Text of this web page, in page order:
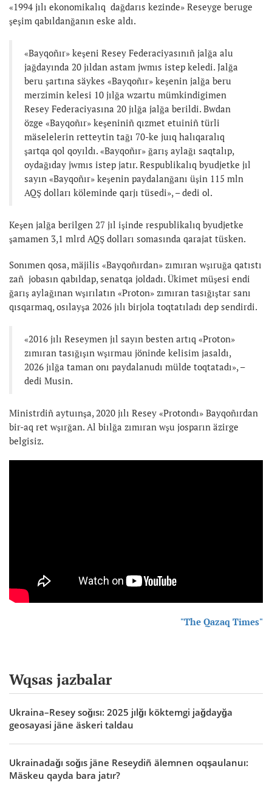
«1994 jılı ekonomikalıq dağdarıs kezinde» Reseyge beruge
şeşim qabıldanğanın eske aldı.
«Bayqoñır» keşeni Resey Federaciyasınıñ jalğa alu
jağdayında 20 jıldan astam jwmıs istep keledi. Jalğa
beru şartına säykes «Bayqoñır» keşenin jalğa beru
merzimin kelesi 10 jılğa wzartu mümkindigimen
Resey Federaciyasına 20 jılğa jalğa berildi. Bwdan
özge «Bayqoñır» keşeniniñ qızmet etuiniñ türli
mäselelerin retteytin tağı 70-ke juıq halıqaralıq
şartqa qol qoyıldı. «Bayqoñır» ğarış aylağı saqtalıp,
oydağıday jwmıs istep jatır. Respublikalıq byudjetke jıl
sayın «Bayqoñır» keşenin paydalanğanı üşin 115 mln
AQŞ dolları köleminde qarjı tüsedi», – dedi ol.
Keşen jalğa berilgen 27 jıl işinde respublikalıq byudjetke
şamamen 3,1 mlrd AQŞ dolları somasında qarajat tüsken.
Sonımen qosa, mäjilis «Bayqoñırdan» zımıran wşıruğa qatıstı
zañ jobasın qabıldap, senatqa joldadı. Ükimet müşesi endi
ğarış aylağınan wşırılatın «Proton» zımıran tasığıştar sanı
qısqarmaq, osılayşa 2026 jılı birjola toqtatıladı dep sendirdi.
«2016 jılı Reseymen jıl sayın besten artıq «Proton»
zımıran tasığışın wşırmau jöninde kelisim jasaldı,
2026 jılğa taman onı paydalanudı mülde toqtatadı», –
dedi Musin.
Ministrdiñ aytuınşa, 2020 jılı Resey «Protondı» Bayqoñırdan
bir-aq ret wşırğan. Al biılğa zımıran wşu josparın äzirge
belgisiz.
"The Qazaq Times"
Wqsas jazbalar
Ukraina–Resey soğısı: 2025 jılğı köktemgi jağdayğa
geosayasi jäne äskeri taldau
Ukrainadağı soğıs jäne Reseydiñ älemnen oqşaulanuı:
Mäskeu qayda bara jatır?